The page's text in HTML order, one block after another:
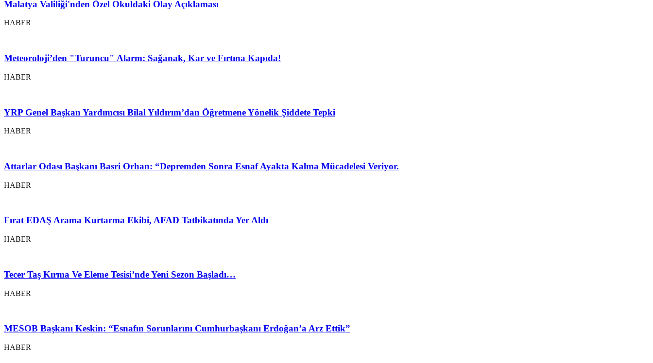
Malatya Valiliği'nden Özel Okuldaki Olay Açıklaması
HABER
Meteoroloji’den "Turuncu" Alarm: Sağanak, Kar ve Fırtına Kapıda!
HABER
YRP Genel Başkan Yardımcısı Bilal Yıldırım’dan Öğretmene Yönelik Şiddete Tepki
HABER
Attarlar Odası Başkanı Basri Orhan: “Depremden Sonra Esnaf Ayakta Kalma Mücadelesi Veriyor.
HABER
Fırat EDAŞ Arama Kurtarma Ekibi, AFAD Tatbikatında Yer Aldı
HABER
Tecer Taş Kırma Ve Eleme Tesisi’nde Yeni Sezon Başladı…
HABER
MESOB Başkanı Keskin: “Esnafın Sorunlarını Cumhurbaşkanı Erdoğan’a Arz Ettik”
HABER